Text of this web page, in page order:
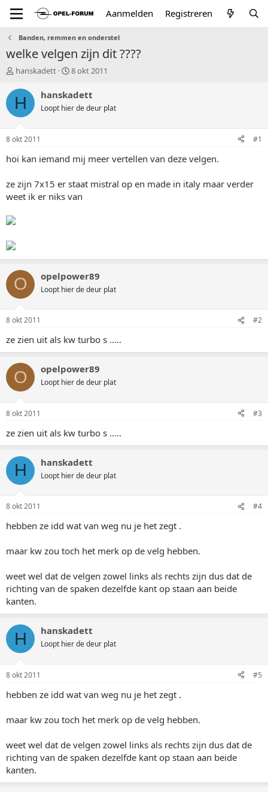
Aanmelden Registreren
Banden, remmen en onderstel
welke velgen zijn dit ????
T
p
t
a
r
r
hanskadett
S
a
t
u
8 okt 2011
H hanskadett
Loopt hier de deur plat
8 okt 2011 #1
hoi kan iemand mij meer vertellen van deze velgen.
ze zijn 7x15 er staat mistral op en made in italy maar verder
weet ik er niks van
O opelpower89
Loopt hier de deur plat
8 okt 2011 #2
ze zien uit als kw turbo s .....
O opelpower89
Loopt hier de deur plat
8 okt 2011 #3
ze zien uit als kw turbo s .....
H hanskadett
Loopt hier de deur plat
8 okt 2011 #4
hebben ze idd wat van weg nu je het zegt .
maar kw zou toch het merk op de velg hebben.
weet wel dat de velgen zowel links als rechts zijn dus dat de
richting van de spaken dezelfde kant op staan aan beide
kanten.
H hanskadett
Loopt hier de deur plat
8 okt 2011 #5
hebben ze idd wat van weg nu je het zegt .
maar kw zou toch het merk op de velg hebben.
weet wel dat de velgen zowel links als rechts zijn dus dat de
richting van de spaken dezelfde kant op staan aan beide
kanten.